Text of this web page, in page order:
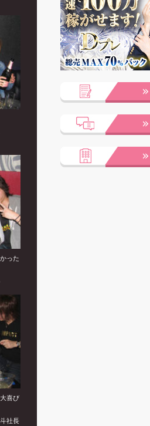
った
喜び
社長